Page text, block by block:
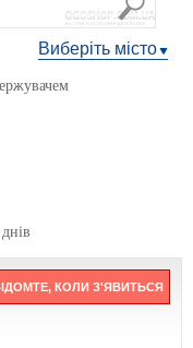
Виберіть місто
КОЛИ З'ЯВИТЬСЯ